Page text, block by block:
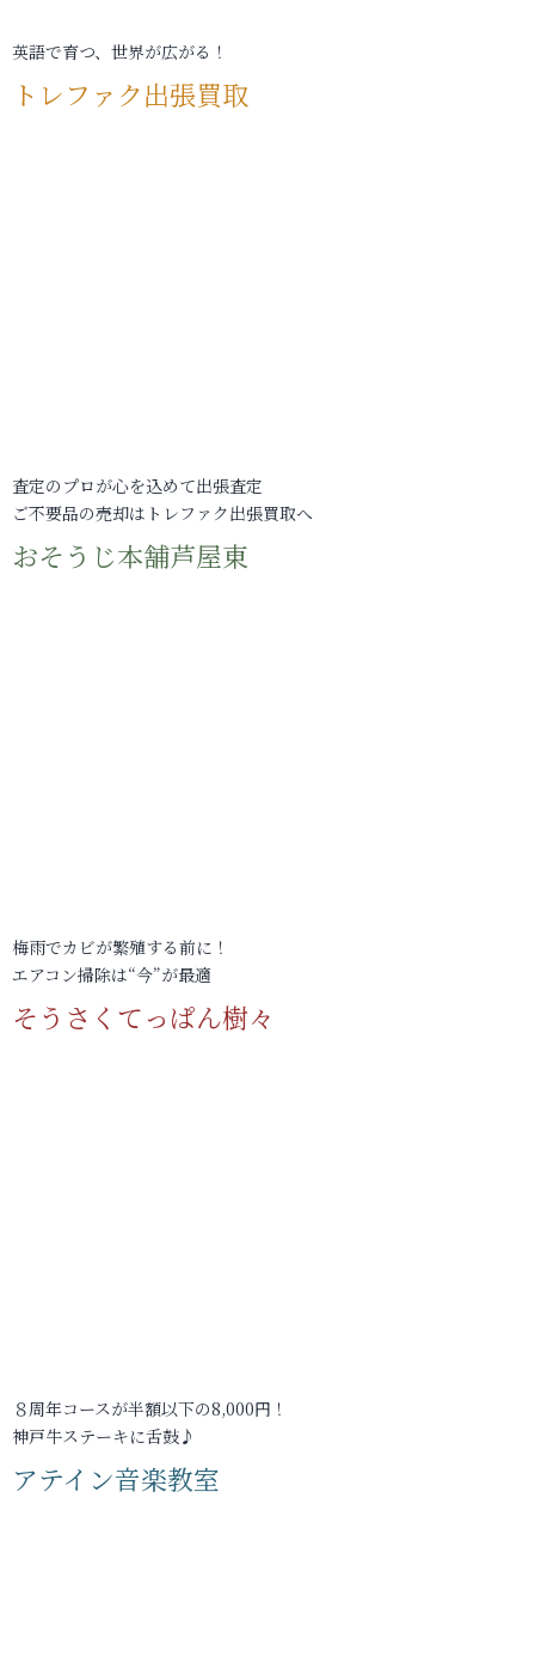
英語で育つ、世界が広がる！
トレファク出張買取
査定のプロが心を込めて出張査定
ご不要品の売却はトレファク出張買取へ
おそうじ本舗芦屋東
梅雨でカビが繁殖する前に！
エアコン掃除は“今”が最適
そうさくてっぱん樹々
８周年コースが半額以下の8,000円！
神戸牛ステーキに舌鼓♪
アテイン音楽教室